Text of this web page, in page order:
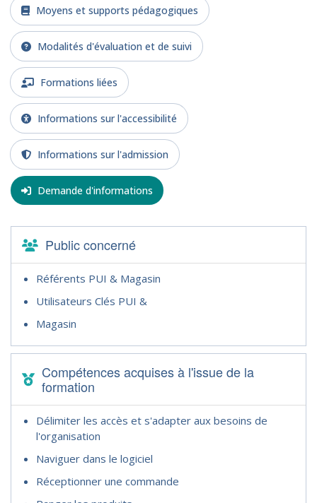
Moyens et supports pédagogiques
Modalités d'évaluation et de suivi
Formations liées
Informations sur l'accessibilité
Informations sur l'admission
Demande d'informations
Public concerné
Référents PUI & Magasin
Utilisateurs Clés PUI &
Magasin
Compétences acquises à l'issue de la
formation
Délimiter les accès et s'adapter aux besoins de
l'organisation
Naviguer dans le logiciel
Réceptionner une commande